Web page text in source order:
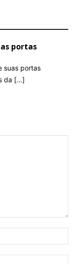
portas
suas portas
da […]